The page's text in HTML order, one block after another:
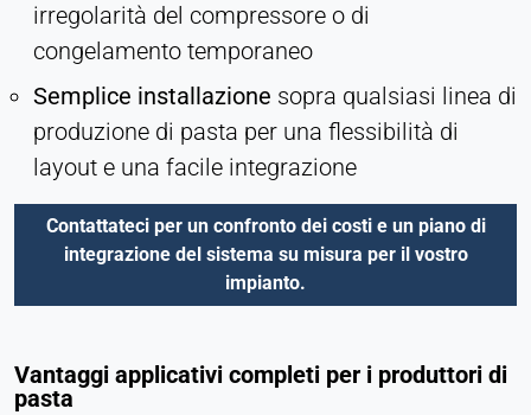
irregolarità del compressore o di
congelamento temporaneo
Semplice installazione sopra qualsiasi linea di
produzione di pasta per una flessibilità di
layout e una facile integrazione
Contattateci per un confronto dei costi e un piano di
integrazione del sistema su misura per il vostro
impianto.
Vantaggi applicativi completi per i produttori di
pasta